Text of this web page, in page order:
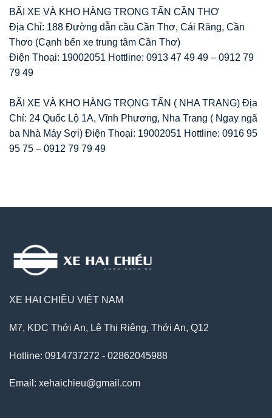
BÃI XE VÀ KHO HÀNG TRỌNG TẤN CẦN THƠ
Địa Chỉ: 188 Đường dẫn cầu Cần Thơ, Cái Răng, Cần
Thơo (Cạnh bến xe trung tâm Cần Thơ)
Điện Thoại: 19002051 Hottline: 0913 47 49 49 – 0912 79
79 49
BÃI XE VÀ KHO HÀNG TRỌNG TẤN ( NHA TRANG) Địa
Chỉ: 24 Quốc Lộ 1A, Vĩnh Phương, Nha Trang ( Ngay ngã
ba Nhà Máy Sợi) Điện Thoại: 19002051 Hottline: 0916 95
95 75 – 0912 79 79 49
XE HAI CHIỀU VIỆT NAM
M7, KDC Thới An, Lê Thị Riêng, Thới An, Q12
Hotline: 0914737272 - 02862045988
Email: xehaichieu@gmail.com